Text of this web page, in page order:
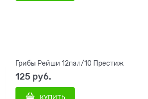
Грибы Рейши 12пал/10 Престиж
125 руб.
КУПИТЬ